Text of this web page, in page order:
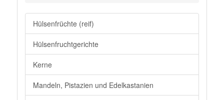
Hülsenfrüchte (reif)
Hülsenfruchtgerichte
Kerne
Mandeln, Pistazien und Edelkastanien